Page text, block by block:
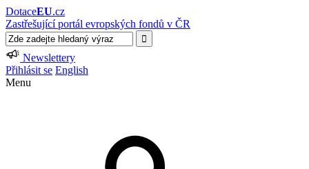
DotaceEU.cz
Zastřešující portál evropských fondů v ČR
Newslettery
Přihlásit se English
Menu